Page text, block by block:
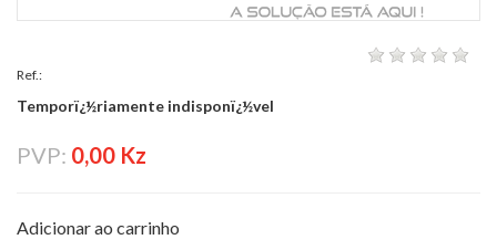
Ref.:
Temporï¿½riamente indisponï¿½vel
PVP: 0,00 Kz
Adicionar ao carrinho